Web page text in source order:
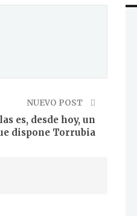
NUEVO POST
es, desde hoy, un
dispone Torrubia